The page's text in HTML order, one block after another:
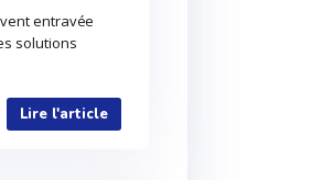
entravée
solutions
Lire l'article